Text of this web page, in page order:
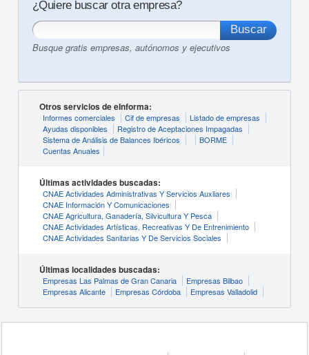
¿Quiere buscar otra empresa?
Busque gratis empresas, autónomos y ejecutivos
Otros servicios de eInforma:
Informes comerciales Cif de empresas
Listado de empresas
Ayudas disponibles
Registro de Aceptaciones Impagadas
Sistema de Análisis de Balances Ibéricos
BORME
Cuentas Anuales
Últimas actividades buscadas:
CNAE Actividades Administrativas Y Servicios Auxliares
CNAE Información Y Comunicaciones
CNAE Agricultura, Ganadería, Silvicultura Y Pesca
CNAE Actividades Artísticas, Recreativas Y De Entrenimiento
CNAE Actividades Sanitarias Y De Servicios Sociales
Últimas localidades buscadas:
Empresas Las Palmas de Gran Canaria
Empresas Bilbao
Empresas Alicante
Empresas Córdoba Empresas Valladolid